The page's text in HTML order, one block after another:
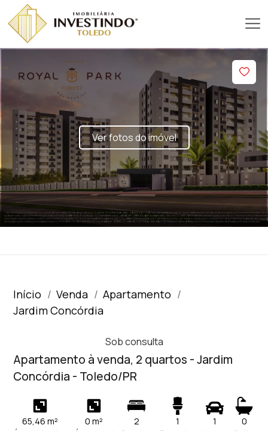
Ver fotos do imóvel
Início Venda
Apartamento
Jardim Concórdia
Sob consulta
Apartamento à venda, 2 quartos - Jardim
Concórdia - Toledo/PR
65,46 m²
0 m²
2
1
1
0